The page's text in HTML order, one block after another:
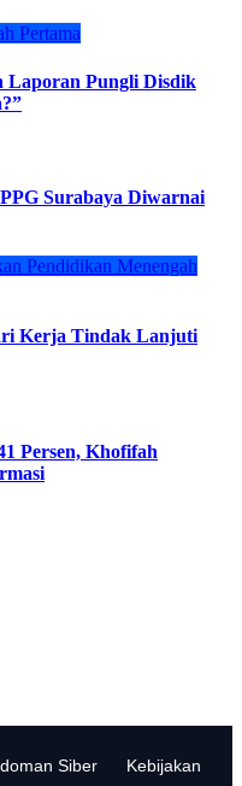
Pertama
Laporan Pungli Disdik
Surabaya Diwarnai
Pendidikan Menengah
Kerja Tindak Lanjuti
Persen, Khofifah
Siber
Kebijakan